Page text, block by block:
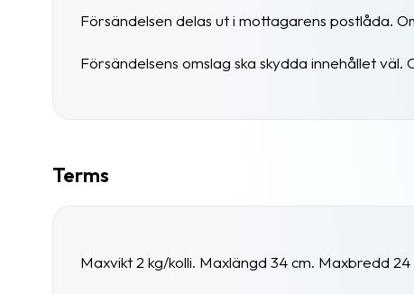
Försändelsen delas ut i mottagarens postlåda.
Försändelsens omslag ska skydda innehållet
Terms
Maxvikt 2 kg/kolli. Maxlängd 34 cm. Maxbredd